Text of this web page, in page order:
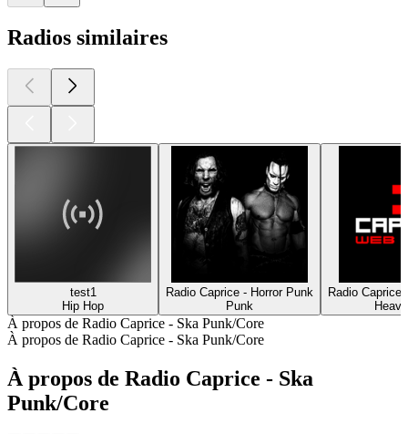
Radios similaires
test1
Hip Hop
Radio Caprice - Horror Punk
Punk
Radio Caprice
À propos de Radio Caprice - Ska Punk/Core
À propos de Radio Caprice - Ska Punk/Core
À propos de Radio Caprice - Ska
Punk/Core